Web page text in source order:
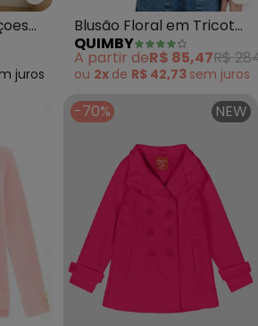
juros
Blusão Floral em Tricot
para Menina (Azul)
QUIMBY
A partir deR$ 85,47R$
ou 2x de R$ 42,73 sem juros
-70% NEW